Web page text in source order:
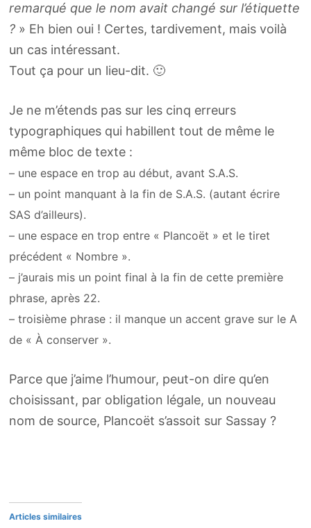
remarqué que le nom avait changé sur l’étiquette
? » Eh bien oui ! Certes, tardivement, mais voilà
un cas intéressant.
Tout ça pour un lieu-dit. 🙂
Je ne m’étends pas sur les cinq erreurs
typographiques qui habillent tout de même le
même bloc de texte :
– une espace en trop au début, avant S.A.S.
– un point manquant à la fin de S.A.S. (autant écrire
SAS d’ailleurs).
– une espace en trop entre « Plancoët » et le tiret
précédent « Nombre ».
– j’aurais mis un point final à la fin de cette première
phrase, après 22.
– troisième phrase : il manque un accent grave sur le A
de « À conserver ».
Parce que j’aime l’humour, peut-on dire qu’en
choisissant, par obligation légale, un nouveau
nom de source, Plancoët s’assoit sur Sassay ?
Articles similaires